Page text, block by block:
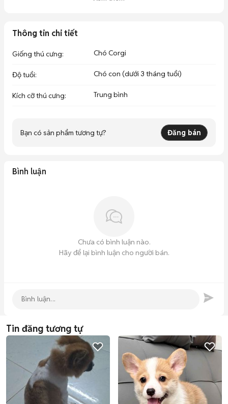
Thông tin chi tiết
Giống thú cưng: Chó Corgi
Độ tuổi: Chó con (dưới 3 tháng tuổi)
Kích cỡ thú cưng: Trung bình
Bạn có sản phẩm tương tự? Đăng bán
Bình luận
Chưa có bình luận nào.
Hãy để lại bình luận cho người bán.
Tin đăng tương tự